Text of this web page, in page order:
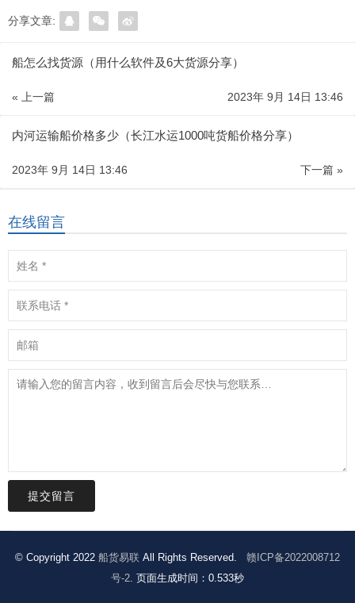
分享文章:
船怎么找货源（用什么软件及6大货源分享）
« 上一篇 2023年 9月 14日 13:46
内河运输船价格多少（长江水运1000吨货船价格分享）
下一篇 »
2023年 9月 14日 13:46
在线留言
提交留言
© Copyright 2022 船货易联 All Rights Reserved.
赣ICP备2022008712
号-2. 页面生成时间：0.533秒